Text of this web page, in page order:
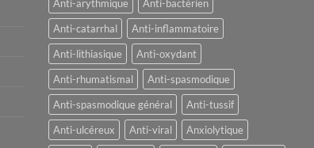
Anti-arythmique
Anti-bactérien
Anti-catarrhal
Anti-inflammatoire
Anti-lithiasique
Anti-oxydant
Anti-rhumatismal
Anti-spasmodique
Anti-spasmodique général
Anti-tussif
Anti-ulcéreux
Anti-viral
Anxiolytique